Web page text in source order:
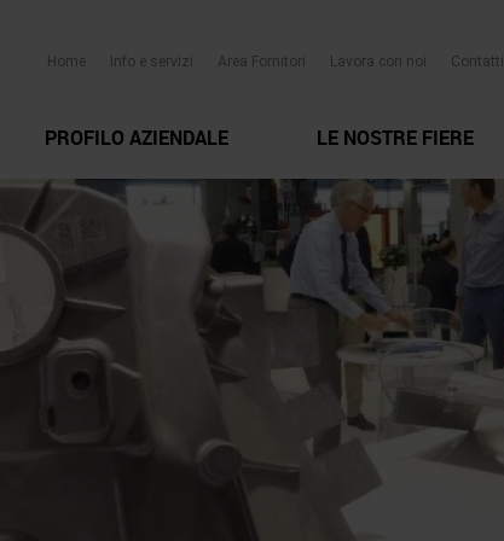
Home Info e servizi Area Fornitori Lavora con noi Contatti
PROFILO AZIENDALE LE NOSTRE FIERE